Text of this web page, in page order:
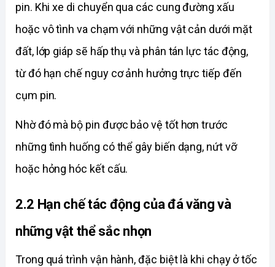
pin. Khi xe di chuyển qua các cung đường xấu
hoặc vô tình va chạm với những vật cản dưới mặt
đất, lớp giáp sẽ hấp thụ và phân tán lực tác động,
từ đó hạn chế nguy cơ ảnh hưởng trực tiếp đến
cụm pin.
Nhờ đó mà bộ pin được bảo vệ tốt hơn trước
những tình huống có thể gây biến dạng, nứt vỡ
hoặc hỏng hóc kết cấu.
2.2 Hạn chế tác động của đá văng và
những vật thể sắc nhọn
Trong quá trình vận hành, đặc biệt là khi chạy ở tốc